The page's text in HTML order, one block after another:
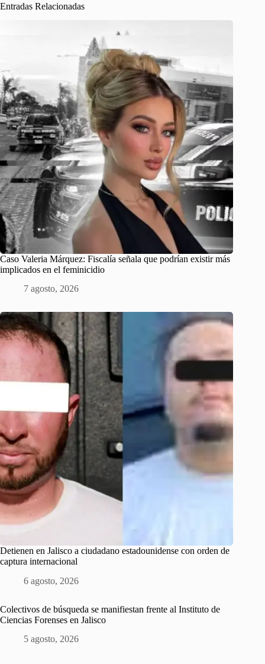
Entradas Relacionadas
Caso Valeria Márquez: Fiscalía señala que podrían existir más
implicados en el feminicidio
7 agosto, 2026
Detienen en Jalisco a ciudadano estadounidense con orden de
captura internacional
6 agosto, 2026
Colectivos de búsqueda se manifiestan frente al Instituto de
Ciencias Forenses en Jalisco
5 agosto, 2026